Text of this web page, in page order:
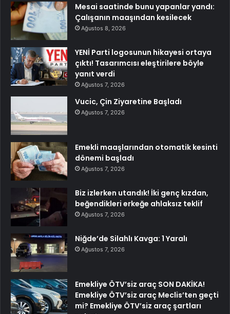
Mesai saatinde bunu yapanlar yandı:
Çalışanın maaşından kesilecek
Ağustos 8, 2026
YENİ Parti logosunun hikayesi ortaya
çıktı! Tasarımcısı eleştirilere böyle
yanıt verdi
Ağustos 7, 2026
Vucic, Çin Ziyaretine Başladı
Ağustos 7, 2026
Emekli maaşlarından otomatik kesinti
dönemi başladı
Ağustos 7, 2026
Biz izlerken utandık! İki genç kızdan,
beğendikleri erkeğe ahlaksız teklif
Ağustos 7, 2026
Niğde’de Silahlı Kavga: 1 Yaralı
Ağustos 7, 2026
Emekliye ÖTV’siz araç SON DAKİKA!
Emekliye ÖTV’siz araç Meclis’ten geçti
mi? Emekliye ÖTV’siz araç şartları